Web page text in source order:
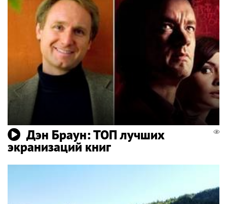
Дэн Браун: ТОП лучших
экранизаций книг